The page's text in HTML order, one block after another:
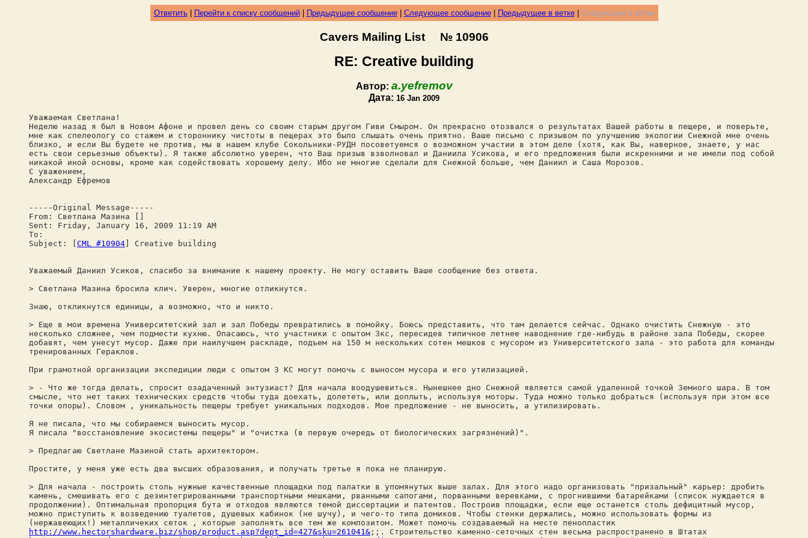
Ответить| Перейти к списку сообщений| Предыдущее сообщение| Следующее сообщение| Предыдущее в ветке| Следующее в ветке
Cavers Mailing List № 10906
RE: Creative building
Автор: a.yefremov
Дата: 16 Jan 2009
Уважаемая Светлана!
Неделю назад я был в Новом Афоне и провел день со своим старым другом Гиви Смыром. Он прекрасно отозвался о результатах Вашей работы в пещере, и поверьте,
мне как спелеологу со стажем и стороннику чистоты в пещерах это было слышать очень приятно. Ваше письмо с призывом по улучшению экологии Снежной мне очень
близко, и если Вы будете не против, мы в нашем клубе Сокольники-РУДН посоветуемся о возможном участии в этом деле (хотя, как Вы, наверное, знаете, у нас
есть свои серьезные объекты). Я также абсолютно уверен, что Ваш призыв взволновал и Даниила Усикова, и его предложения были искренними и не имели под собой
никакой иной основы, кроме как содействовать хорошему делу. Ибо не многие сделали для Снежной больше, чем Даниил и Саша Морозов.
С уважением,
Александр Ефремов
-----Original Message-----
From: Светлана Мазина []
Sent: Friday, January 16, 2009 11:19 AM
To:
Subject: [ CML #10904 ] Creative building
Уважаемый Даниил Усиков, спасибо за внимание к нашему проекту. Не могу оставить Ваше сообщение без ответа.
> Светлана Мазина бросила клич. Уверен, многие отликнутся.
Знаю, откликнутся единицы, а возможно, что и никто.
> Еще в мои времена Университетский зал и зал Победы превратились в помойку. Боюсь представить, что там делается сейчас. Однако очистить Снежную - это
несколько сложнее, чем подмести кухню. Опасаюсь, что участники с опытом 3кс, пересидев типичное летнее наводнение где-нибудь в районе зала Победы, скорее
добавят, чем унесут мусор. Даже при наилучшем раскладе, подъем на 150 м нескольких сотен мешков с мусором из Университетского зала - это работа для команды
тренированных Гераклов.
При грамотной организации экспедиции люди с опытом 3 КС могут помочь с выносом мусора и его утилизацией.
> - Что же тогда делать, спросит озадаченный энтузиаст? Для начала воодушевиться. Нынешнее дно Снежной является самой удаленной точкой Земного шара. В том
смысле, что нет таких технических средств чтобы туда доехать, долететь, или доплыть, используя моторы. Туда можно только добраться (используя при этом все
точки опоры). Словом , уникальность пещеры требует уникальных подходов. Мое предложение - не выносить, а утилизировать.
Я не писала, что мы собираемся выносить мусор.
Я писала "восстановление экосистемы пещеры" и "очистка (в первую очередь от биологических загрязнений)".
> Предлагаю Светлане Мазиной стать архитектором.
Простите, у меня уже есть два высших образования, и получать третье я пока не планирую.
> Для начала - построить столь нужные качественные площадки под палатки в упомянутых выше залах. Для этого надо организовать "призальный" карьер: дробить
камень, смешивать его с дезинтегрированными транспортными мешками, рванными сапогами, порванными веревками, с прогнившими батарейками (список нуждается в
продолжении). Оптимальная пропорция бута и отходов являются темой диссертации и патентов. Построив площадки, если еще останется столь дефицитный мусор,
можно приступить к возведению туалетов, душевых кабинок (не шучу), и чего-то типа домиков. Чтобы стенки держались, можно использовать формы из
(нержавеющих!) металличеких сеток , которые заполнять все тем же композитом. Может помочь создаваемый на месте пенопластик
http://www.hectorshardware.biz/shop/product.asp?dept_id=427&sku=261041& ;;. Строительство каменно-сеточных стен весьма распространено в Штатах